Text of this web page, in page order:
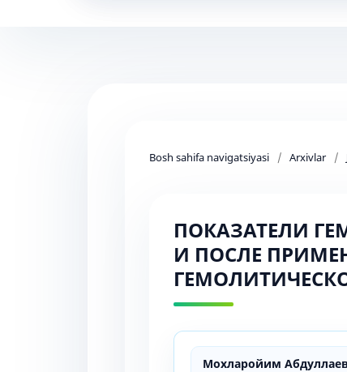
Bosh sahifa navigatsiyasi / Arxivlar /
ПОКАЗАТЕЛИ
И ПОСЛЕ
Мохларойим